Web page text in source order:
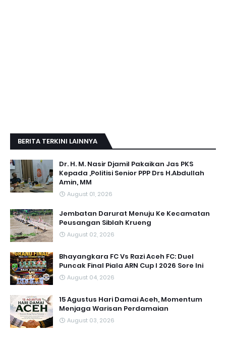
BERITA TERKINI LAINNYA
Dr. H. M. Nasir Djamil Pakaikan Jas PKS
Kepada ,Politisi Senior PPP Drs H.Abdullah
Amin, MM
August 01, 2026
Jembatan Darurat Menuju Ke Kecamatan
Peusangan Siblah Krueng
August 02, 2026
Bhayangkara FC Vs Razi Aceh FC: Duel
Puncak Final Piala ARN Cup I 2026 Sore Ini
August 04, 2026
15 Agustus Hari Damai Aceh, Momentum
Menjaga Warisan Perdamaian
August 03, 2026